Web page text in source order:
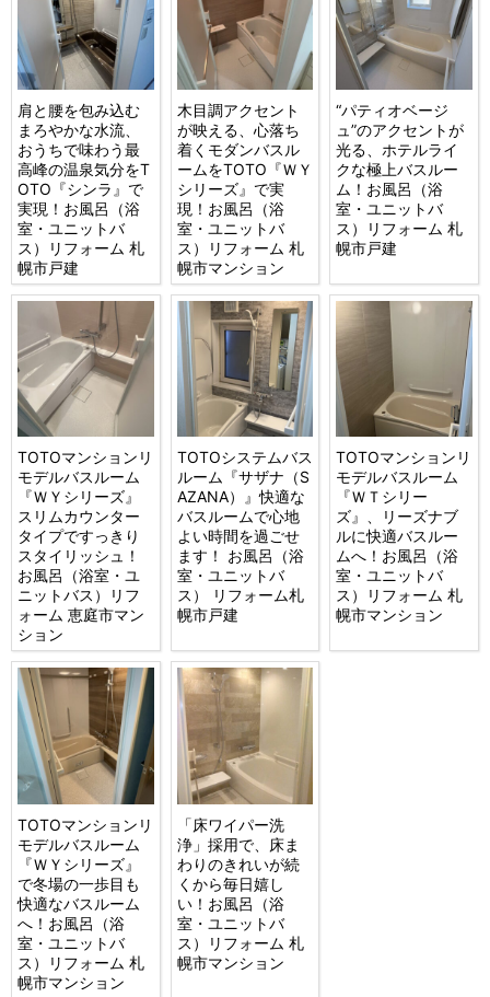
肩と腰を包み込む
まろやかな水流、
おうちで味わう最
高峰の温泉気分をT
OTO『シンラ』で
実現！お風呂（浴
室・ユニットバ
ス）リフォーム 札
幌市戸建
木目調アクセント
が映える、心落ち
着くモダンバスル
ームをTOTO『ＷＹ
シリーズ』で実
現！お風呂（浴
室・ユニットバ
ス）リフォーム 札
幌市マンション
“パティオベージ
ュ”のアクセントが
光る、ホテルライ
クな極上バスルー
ム！お風呂（浴
室・ユニットバ
ス）リフォーム 札
幌市戸建
TOTOマンションリ
モデルバスルーム
『ＷＹシリーズ』
スリムカウンター
タイプですっきり
スタイリッシュ！
お風呂（浴室・ユ
ニットバス）リフ
ォーム 恵庭市マン
ション
TOTOシステムバス
ルーム『サザナ（S
AZANA）』快適な
バスルームで心地
よい時間を過ごせ
ます！ お風呂（浴
室・ユニットバ
ス） リフォーム札
幌市戸建
TOTOマンションリ
モデルバスルーム
『ＷＴシリー
ズ』、リーズナブ
ルに快適バスルー
ムへ！お風呂（浴
室・ユニットバ
ス）リフォーム 札
幌市マンション
TOTOマンションリ
モデルバスルーム
『ＷＹシリーズ』
で冬場の一歩目も
快適なバスルーム
へ！お風呂（浴
室・ユニットバ
ス）リフォーム 札
幌市マンション
「床ワイパー洗
浄」採用で、床ま
わりのきれいが続
くから毎日嬉し
い！お風呂（浴
室・ユニットバ
ス）リフォーム 札
幌市マンション